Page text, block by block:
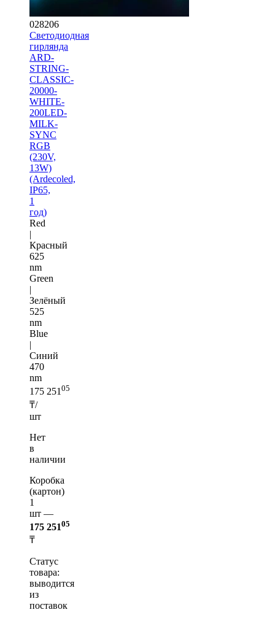
028206
Светодиодная
гирлянда
ARD-
STRING-
CLASSIC-
20000-
WHITE-
200LED-
MILK-
SYNC
RGB
(230V,
13W)
(Ardecoled,
IP65,
1
год)
Red
|
Красный
625
nm
Green
|
Зелёный
525
nm
Blue
|
Синий
470
nm
175 25105
₸/
шт
Нет
в
наличии
Коробка
(картон)
1
шт —
175 25105
₸
Статус
товара:
выводится
из
поставок